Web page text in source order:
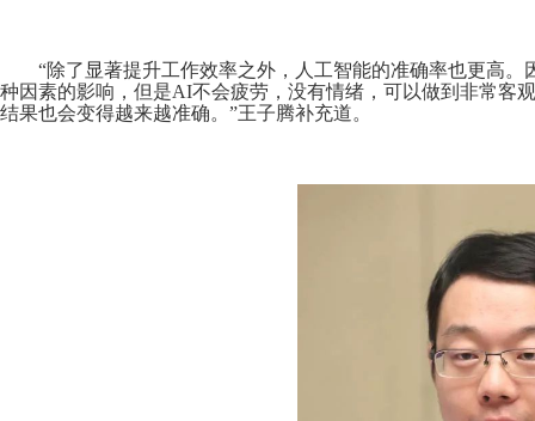
“除了显著提升工作效率之外，人工智能的准确率也更高
种因素的影响，但是AI不会疲劳，没有情绪，可以做到非常客
结果也会变得越来越准确。”王子腾补充道。